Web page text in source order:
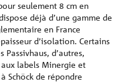
seulement 8 cm en
déjà d’une gamme de
en France
d’isolation. Certains
d’autres,
labels Minergie et
Schöck de répondre